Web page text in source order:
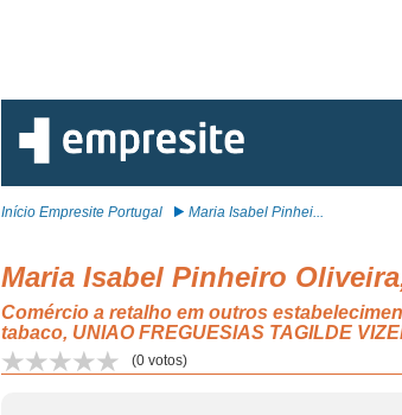
Início Empresite Portugal Maria Isabel Pinhei...
Maria Isabel Pinheiro
Comércio a retalho em outros
tabaco, UNIAO FREGUESIAS TAGILDE
(0 votos)